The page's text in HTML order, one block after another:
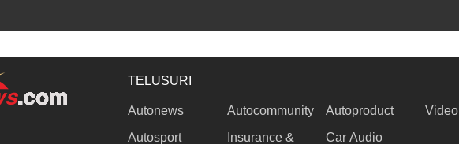
TELUSURI
Autonews
Autosport
Autocommunity
Insurance &
Autoproduct
Car Audio
Video